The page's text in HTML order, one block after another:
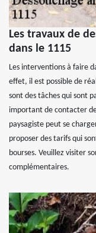
Les travaux de
dans le 1115
Les interventions à faire
effet, il est possible de
sont des tâches qui sont
important de contacter
paysagiste peut se
proposer des tarifs qui
bourses. Veuillez visiter
complémentaires.